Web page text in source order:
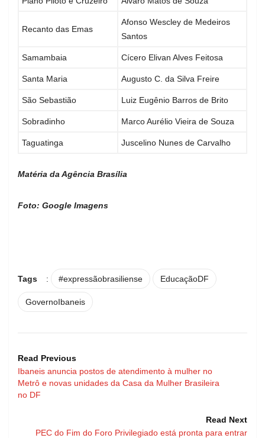
Recanto das Emas
Afonso Wescley de Medeiros
Santos
Samambaia Cícero Elivan Alves Feitosa
Santa Maria Augusto C. da Silva Freire
São Sebastião Luiz Eugênio Barros de Brito
Sobradinho Marco Aurélio Vieira de Souza
Taguatinga Juscelino Nunes de Carvalho
Matéria da Agência Brasília
Foto: Google Imagens
Tags : #expressãobrasiliense EducaçãoDF
GovernoIbaneis
Read Previous
Ibaneis anuncia postos de atendimento à mulher no
Metrô e novas unidades da Casa da Mulher Brasileira
no DF
Read Next
PEC do Fim do Foro Privilegiado está pronta para entrar